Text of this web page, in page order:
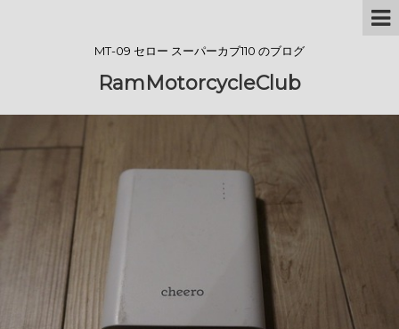
MT-09 セロー スーパーカブ110 のブログ
RamMotorcycleClub